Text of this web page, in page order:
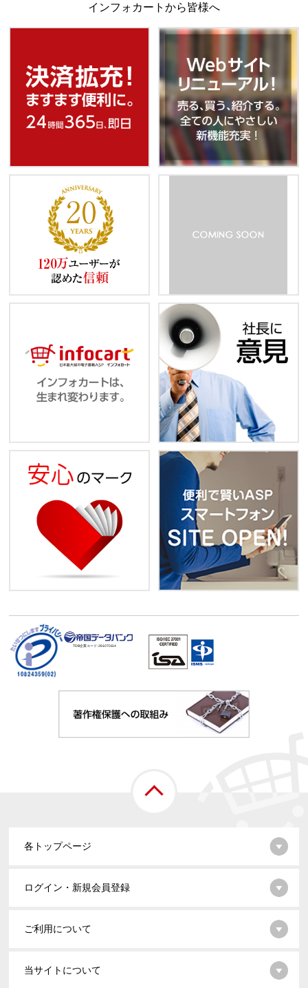
インフォカートから皆様へ
TDB企業コード:261070114
各トップページ
ログイン・新規会員登録
ご利用について
当サイトについて